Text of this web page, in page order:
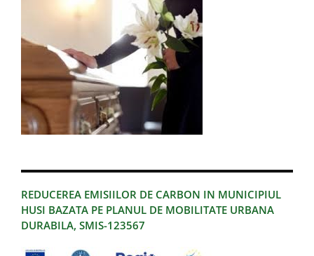
REDUCEREA EMISIILOR DE CARBON IN MUNICIPIUL
HUSI BAZATA PE PLANUL DE MOBILITATE URBANA
DURABILA, SMIS-123567